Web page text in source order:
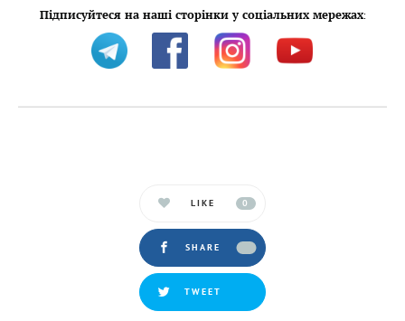
Підписуйтеся на наші сторінки у соціальних мережах:
LIKE 0
SHARE
TWEET